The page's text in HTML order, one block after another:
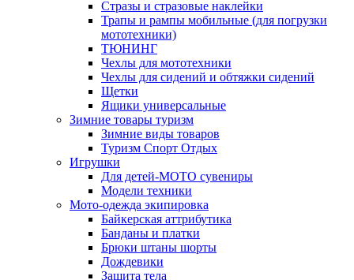
Стразы и стразовые наклейки
Трапы и рампы мобильные (для погрузки
мототехники)
ТЮНИНГ
Чехлы для мототехники
Чехлы для сидений и обтяжки сидений
Щетки
Ящики универсальные
Зимние товары туризм
Зимние виды товаров
Туризм Спорт Отдых
Игрушки
Для детей-МОТО сувениры
Модели техники
Мото-одежда экипировка
Байкерская аттрибутика
Банданы и платки
Брюки штаны шорты
Дождевики
Защита тела